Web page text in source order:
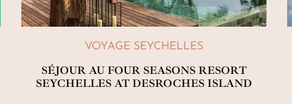
VOYAGE SEYCHELLES
SÉJOUR AU FOUR SEASONS RESORT
SEYCHELLES AT DESROCHES ISLAND